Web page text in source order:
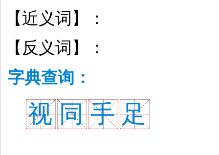
【近义词】：
【反义词】：
字典查询：
视 同 手 足